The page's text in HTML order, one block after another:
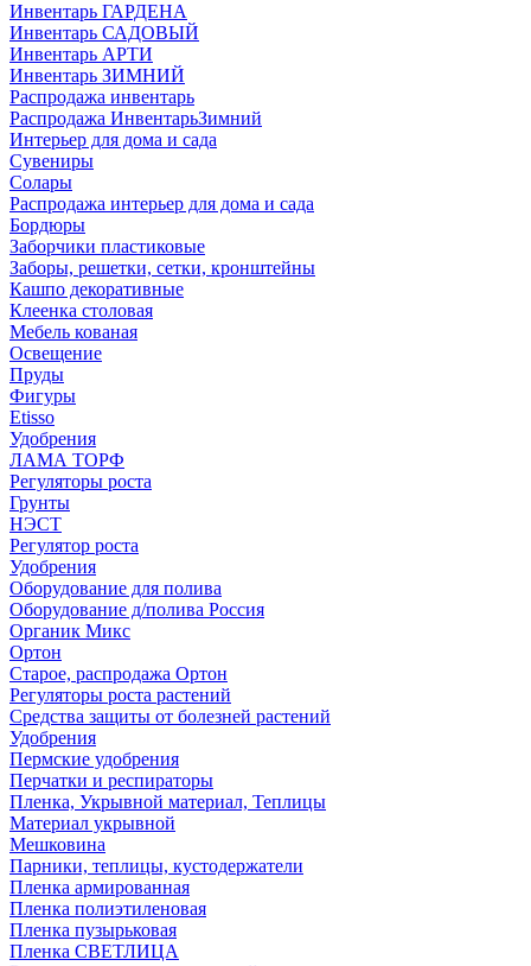
Инвентарь ГАРДЕНА
Инвентарь САДОВЫЙ
Инвентарь АРТИ
Инвентарь ЗИМНИЙ
Распродажа инвентарь
Распродажа ИнвентарьЗимний
Интерьер для дома и сада
Сувениры
Солары
Распродажа интерьер для дома и сада
Бордюры
Заборчики пластиковые
Заборы, решетки, сетки, кронштейны
Кашпо декоративные
Клеенка столовая
Мебель кованая
Освещение
Пруды
Фигуры
Etisso
Удобрения
ЛАМА ТОРФ
Регуляторы роста
Грунты
НЭСТ
Регулятор роста
Удобрения
Оборудование для полива
Оборудование д/полива Россия
Органик Микс
Ортон
Старое, распродажа Ортон
Регуляторы роста растений
Средства защиты от болезней растений
Удобрения
Пермские удобрения
Перчатки и респираторы
Пленка, Укрывной материал, Теплицы
Материал укрывной
Мешковина
Парники, теплицы, кустодержатели
Пленка армированная
Пленка полиэтиленовая
Пленка пузырьковая
Пленка СВЕТЛИЦА